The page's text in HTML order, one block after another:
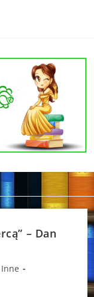
– Dan
Inne